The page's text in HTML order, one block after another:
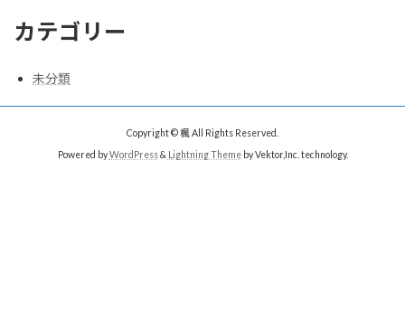
カテゴリー
未分類
Copyright © 楓 All Rights Reserved.
Powered byWordPress& Lightning Themeby Vektor,Inc. technology.